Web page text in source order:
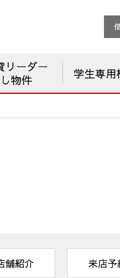
リーダー
物件
学生専用
舗紹介 来店予